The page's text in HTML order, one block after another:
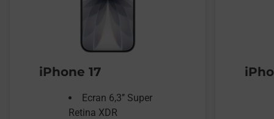
iPhone 17
Ecran 6,3’’ Super
Retina XDR